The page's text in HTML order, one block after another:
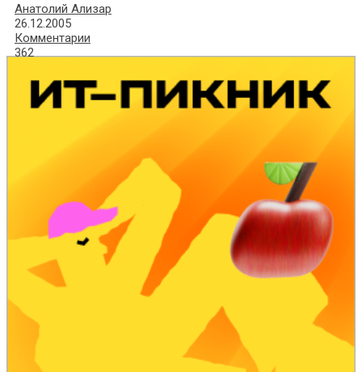
Анатолий Ализар
26.12.2005
Комментарии
362